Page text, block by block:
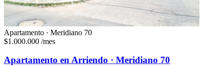
Apartamento · Meridiano 70
$1.000.000 /mes
Apartamento en Arriendo · Meridiano 70